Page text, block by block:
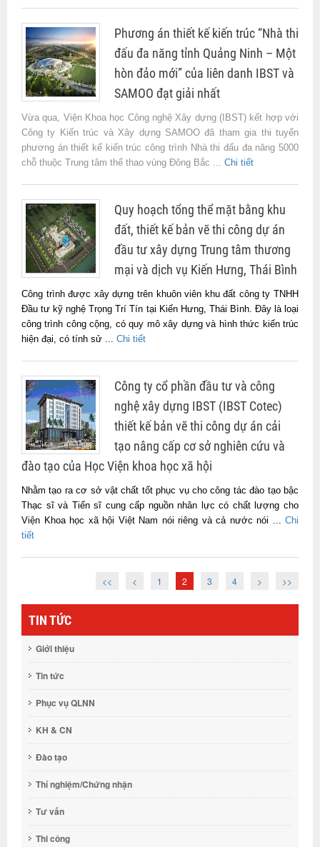
Phương án thiết kế kiến trúc “Nhà thi
đấu đa năng tỉnh Quảng Ninh – Một
hòn đảo mới” của liên danh IBST và
SAMOO đạt giải nhất
Vừa qua, Viện Khoa học Công nghệ Xây dựng (IBST) kết hợp với
Công ty Kiến trúc và Xây dựng SAMOO đã tham gia thi tuyển
phương án thiết kế kiến trúc công trình Nhà thi đấu đa năng 5000
chỗ thuộc Trung tâm thể thao vùng Đông Bắc ... Chi tiết
Quy hoạch tổng thể mặt bằng khu
đất, thiết kế bản vẽ thi công dự án
đầu tư xây dựng Trung tâm thương
mại và dịch vụ Kiến Hưng, Thái Bình
Công trình được xây dựng trên khuôn viên khu đất công ty TNHH
Đầu tư kỹ nghệ Trọng Trí Tín tại Kiến Hưng, Thái Bình. Đây là loại
công trình công cộng, có quy mô xây dựng và hình thức kiến trúc
hiện đại, có tính sử ... Chi tiết
Công ty cổ phần đầu tư và công
nghệ xây dựng IBST (IBST Cotec)
thiết kế bản vẽ thi công dự án cải
tạo nâng cấp cơ sở nghiên cứu và
đào tạo của Học Viện khoa học xã hội
Nhằm tạo ra cơ sở vật chất tốt phục vụ cho công tác đào tạo bậc
Thạc sĩ và Tiến sĩ cung cấp nguồn nhân lực có chất lượng cho
Viện Khoa học xã hội Việt Nam nói riêng và cả nước nói ... Chi
tiết
<< < 1 2 3 4 > >>
TIN TỨC
Giới thiệu
Tin tức
Phục vụ QLNN
KH & CN
Đào tạo
Thí nghiệm/Chứng nhận
Tư vấn
Thi công